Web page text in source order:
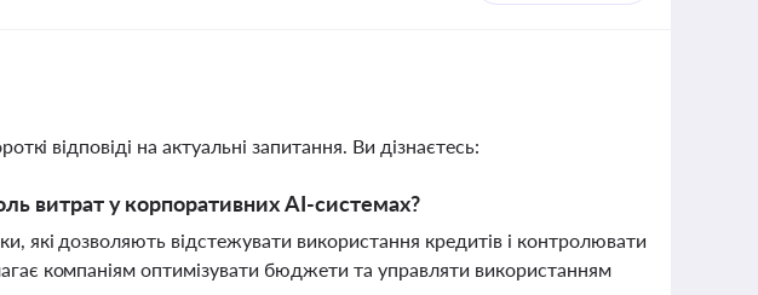
відповіді на актуальні запитання. Ви дізнаєтесь:
витрат у корпоративних AI-системах?
які дозволяють відстежувати використання кредитів і контролювати
компаніям оптимізувати бюджети та управляти використанням